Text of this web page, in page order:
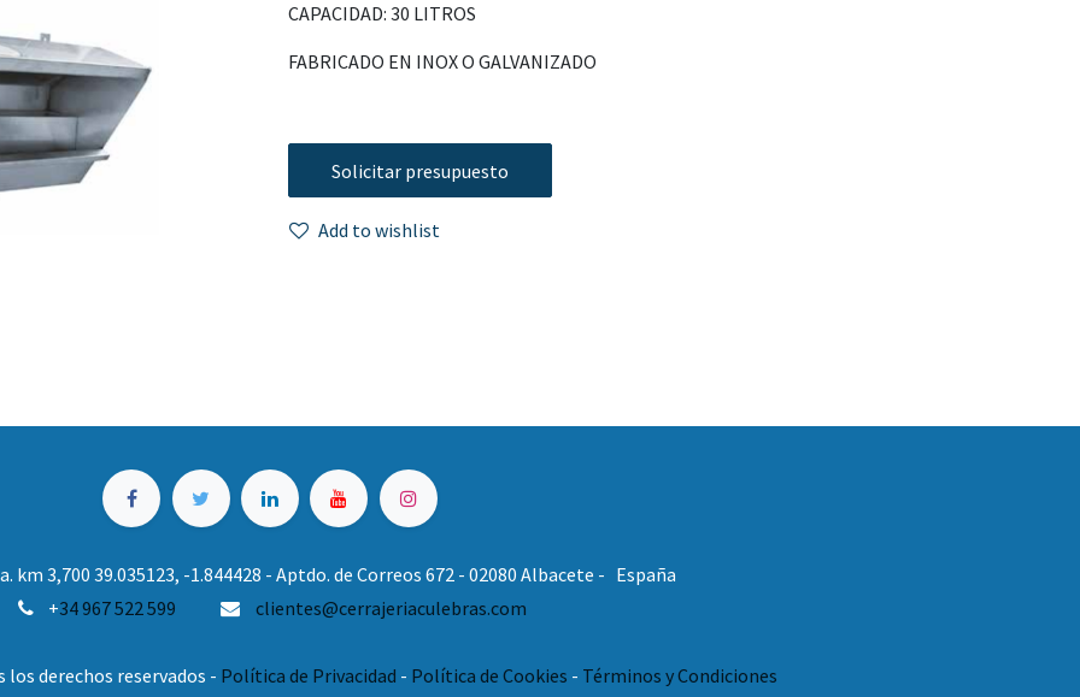
CAPACIDAD: 30 LITROS
FABRICADO EN INOX O GALVANIZADO
Solicitar presupuesto
Add to wishlist
km 3,700 39.035123, -1.844428 - Aptdo. de Correos 672 - 02080 Albacete - España
+34 967 522 599 clientes@cerrajeriaculebras.com
derechos reservados - Política de Privacidad - Política de Cookies - Términos y Condiciones